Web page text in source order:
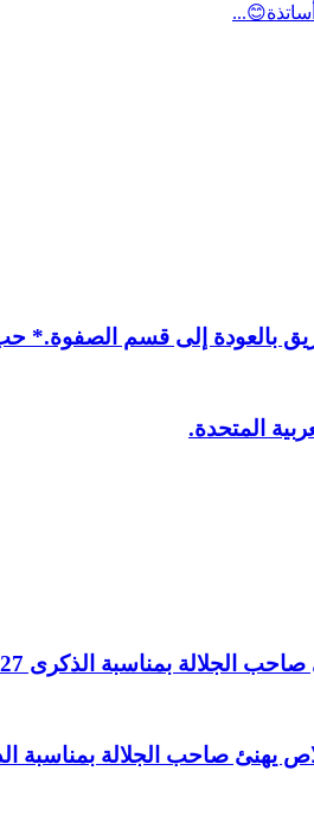
بالعودة إلى قسم الصفوة.*
المتحدة.
الذكرى 27 لعيد العرش المجيد.
بلاص يهنئ صاحب الجلالة